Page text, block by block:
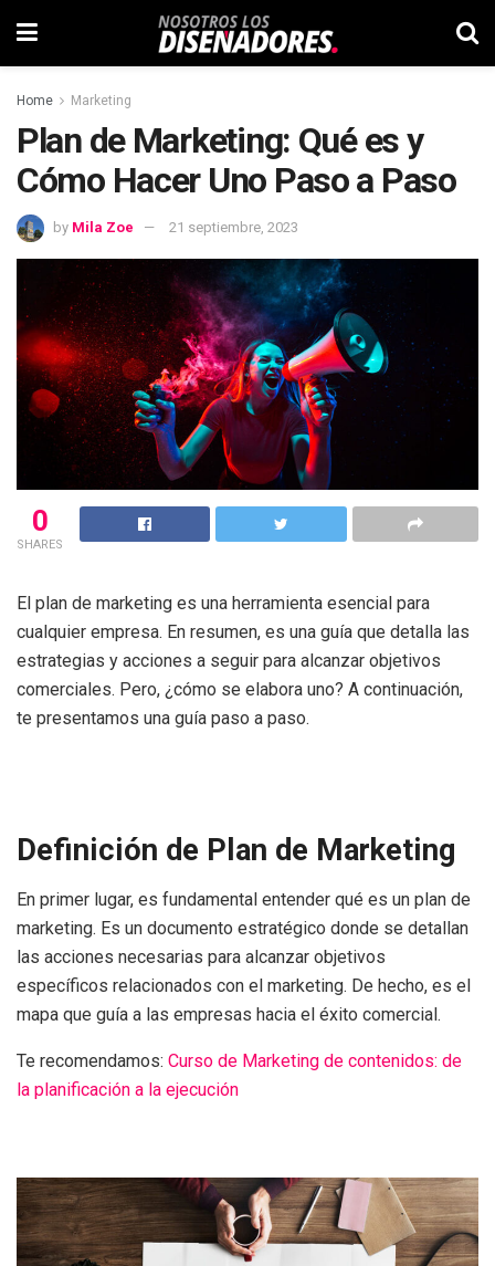
Home Marketing
Plan de Marketing: Qué es y
Cómo Hacer Uno Paso a Paso
by Mila Zoe 21 septiembre, 2023
0
SHARES
El plan de marketing es una herramienta esencial para
cualquier empresa. En resumen, es una guía que detalla las
estrategias y acciones a seguir para alcanzar objetivos
comerciales. Pero, ¿cómo se elabora uno? A continuación,
te presentamos una guía paso a paso.
Definición de Plan de Marketing
En primer lugar, es fundamental entender qué es un plan de
marketing. Es un documento estratégico donde se detallan
las acciones necesarias para alcanzar objetivos
específicos relacionados con el marketing. De hecho, es el
mapa que guía a las empresas hacia el éxito comercial.
Te recomendamos: Curso de Marketing de contenidos: de
la planificación a la ejecución